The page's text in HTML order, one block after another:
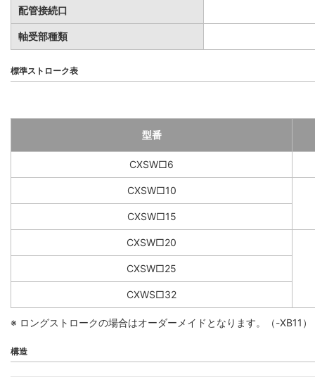
配管接続口
軸受部種類
標準ストローク表
型番
CXSW□6
CXSW□10
CXSW□15
CXSW□20
CXSW□25
CXWS□32
※ ロングストロークの場合はオーダーメイドとなります。（-XB11）
構造